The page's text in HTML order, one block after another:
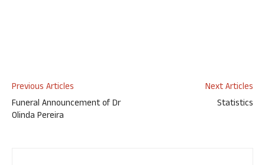
Previous Articles
Funeral Announcement of Dr
Olinda Pereira
Next Articles
Statistics